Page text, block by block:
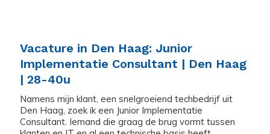
Vacature in Den Haag: Junior
Implementatie Consultant | Den Haag
| 28-40u
Namens mijn klant, een snelgroeiend techbedrijf uit
Den Haag, zoek ik een Junior Implementatie
Consultant. Iemand die graag de brug vormt tussen